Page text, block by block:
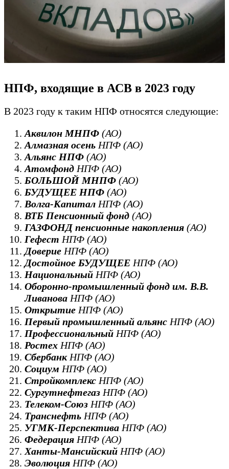
НПФ, входящие в АСВ в 2023 году
В 2023 году к таким НПФ относятся следующие:
Аквилон МНПФ (АО)
Алмазная осень НПФ (АО)
Альянс НПФ (АО)
Атомфонд НПФ (АО)
БОЛЬШОЙ МНПФ (АО)
БУДУЩЕЕ НПФ (АО)
Волга-Капитал НПФ (АО)
ВТБ Пенсионный фонд (АО)
ГАЗФОНД пенсионные накопления (АО)
Гефест НПФ (АО)
Доверие НПФ (АО)
Достойное БУДУЩЕЕ НПФ (АО)
Национальный НПФ (АО)
Оборонно-промышленный фонд им. В.В.
Ливанова НПФ (АО)
Открытие НПФ (АО)
Первый промышленный альянс НПФ (АО)
Профессиональный НПФ (АО)
Ростех НПФ (АО)
СбербанкНПФ (АО)
Социум НПФ (АО)
Стройкомплекс НПФ (АО)
Сургутнефтегаз НПФ (АО)
Телеком-Союз НПФ (АО)
Транснефть НПФ (АО)
УГМК-Перспектива НПФ (АО)
Федерация НПФ (АО)
Ханты-Мансийский НПФ (АО)
Эволюция НПФ (АО)